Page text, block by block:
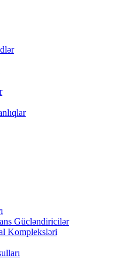
Gücləndiricilər
Kompleksləri